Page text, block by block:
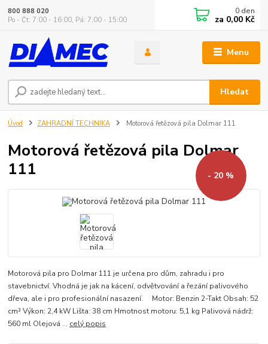
Menu
Hledat
800 888 020
Po - Čt: 7:00 - 16:00, Pá: 7:00 - 15:00
0 den
za 0,00 Kč
Úvod ZAHRADNÍ TECHNIKA Motorová řetězová pila Dolmar 111
Motorová řetězová pila Dolmar
111
- 20 %
Motorová pila pro Dolmar 111 je určena pro dům, zahradu i pro
stavebnictví. Vhodná je jak na kácení, odvětvování a řezání palivového
dřeva, ale i pro profesionální nasazení. Motor: Benzin 2-Takt Obsah: 52
cm³ Výkon: 2,4 kW Lišta: 38 cm Hmotnost motoru: 5,1 kg Palivová nádrž:
560 ml Olejová ... celý popis